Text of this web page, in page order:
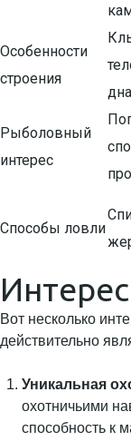
Особенности
строения
дна
Рыболовный
интерес
Способы ловли
Вот несколько
действительно
Уникальная
охотничьими
способность к